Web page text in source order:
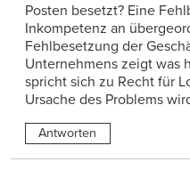
Posten besetzt? Eine
Inkompetenz an
Fehlbesetzung der
Unternehmens zeigt was
spricht sich zu Recht für
Ursache des Problems
Antworten